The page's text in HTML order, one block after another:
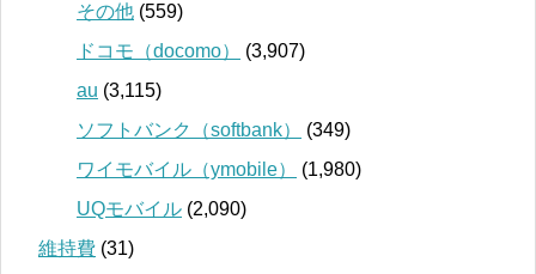
その他 (559)
ドコモ（docomo）
(3,907)
au (3,115)
ソフトバンク（softbank）
(349)
ワイモバイル（ymobile）
(1,980)
UQモバイル (2,090)
維持費 (31)